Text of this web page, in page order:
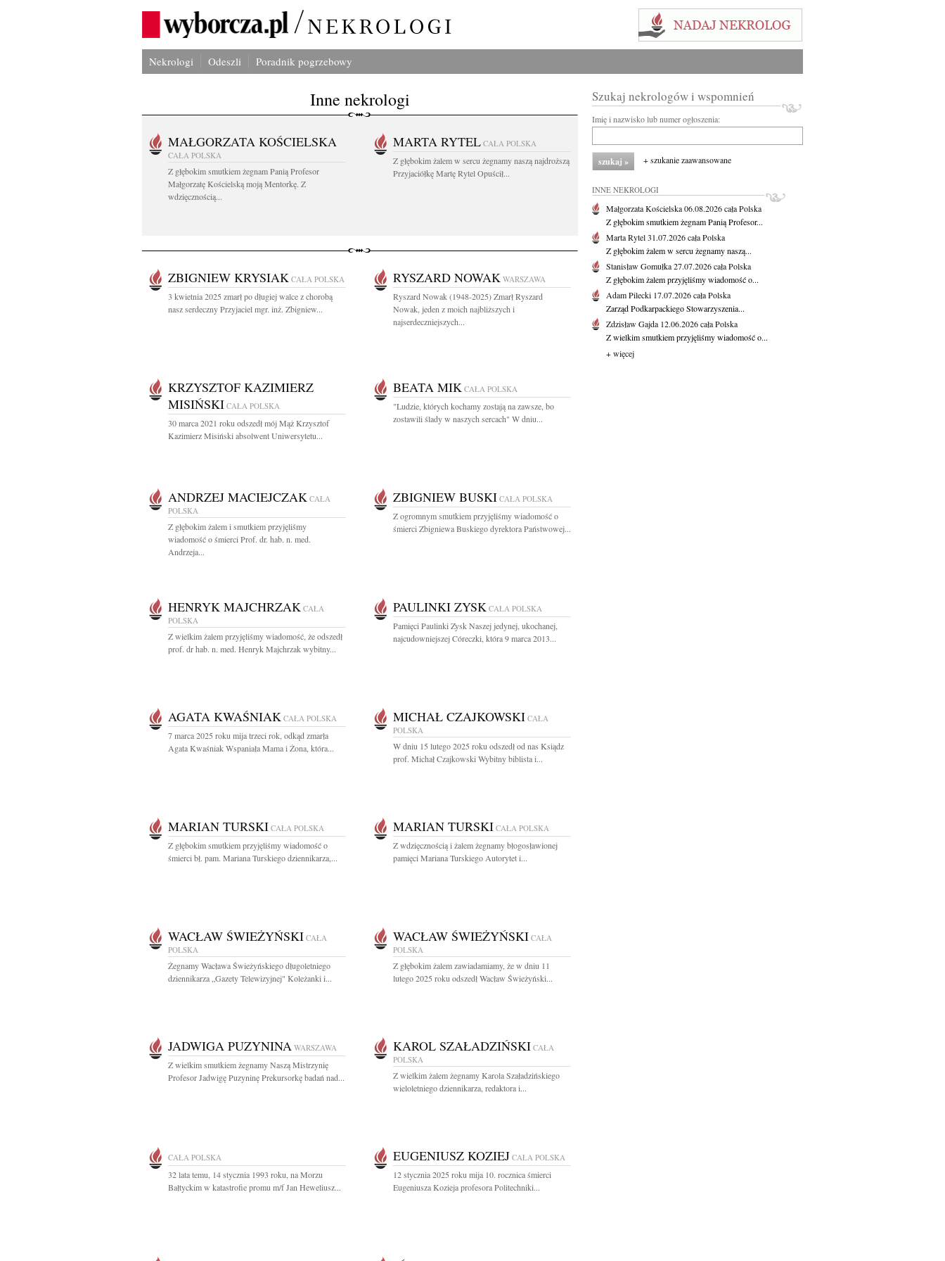
Nekrologi Odeszli Poradnik pogrzebowy
Inne nekrologi
MAŁGORZATA KOŚCIELSKA
CAŁA POLSKA
Z głębokim smutkiem żegnam Panią Profesor
Małgorzatę Kościelską moją Mentorkę. Z
wdzięcznością...
MARTA RYTEL CAŁA POLSKA
Z głębokim żalem w sercu żegnamy naszą najdroższą
Przyjaciółkę Martę Rytel Opuścił...
ZBIGNIEW KRYSIAK CAŁA POLSKA
3 kwietnia 2025 zmarł po długiej walce z chorobą
nasz serdeczny Przyjaciel mgr. inż. Zbigniew...
RYSZARD NOWAK WARSZAWA
Ryszard Nowak (1948-2025) Zmarł Ryszard
Nowak, jeden z moich najbliższych i
najserdeczniejszych...
KRZYSZTOF KAZIMIERZ
MISIŃSKI CAŁA POLSKA
30 marca 2021 roku odszedł mój Mąż Krzysztof
Kazimierz Misiński absolwent Uniwersytetu...
BEATA MIK CAŁA POLSKA
"Ludzie, których kochamy zostają na zawsze, bo
zostawili ślady w naszych sercach" W dniu...
ANDRZEJ MACIEJCZAK CAŁA
POLSKA
Z głębokim żalem i smutkiem przyjęliśmy
wiadomość o śmierci Prof. dr. hab. n. med.
Andrzeja...
ZBIGNIEW BUSKI CAŁA POLSKA
Z ogromnym smutkiem przyjęliśmy wiadomość o
śmierci Zbigniewa Buskiego dyrektora Państwowej...
HENRYK MAJCHRZAK CAŁA
POLSKA
Z wielkim żalem przyjęliśmy wiadomość, że odszedł
prof. dr hab. n. med. Henryk Majchrzak wybitny...
PAULINKI ZYSK CAŁA POLSKA
Pamięci Paulinki Zysk Naszej jedynej, ukochanej,
najcudowniejszej Córeczki, która 9 marca 2013...
AGATA KWAŚNIAK CAŁA POLSKA
7 marca 2025 roku mija trzeci rok, odkąd zmarła
Agata Kwaśniak Wspaniała Mama i Żona, która...
MICHAŁ CZAJKOWSKI CAŁA
POLSKA
W dniu 15 lutego 2025 roku odszedł od nas Ksiądz
prof. Michał Czajkowski Wybitny biblista i...
MARIAN TURSKI CAŁA POLSKA
Z głębokim smutkiem przyjęliśmy wiadomość o
śmierci bł. pam. Mariana Turskiego dziennikarza,...
MARIAN TURSKI CAŁA POLSKA
Z wdzięcznością i żalem żegnamy błogosławionej
pamięci Mariana Turskiego Autorytet i...
WACŁAW ŚWIEŻYŃSKI CAŁA
POLSKA
Żegnamy Wacława Świeżyńskiego długoletniego
dziennikarza „Gazety Telewizyjnej" Koleżanki i...
WACŁAW ŚWIEŻYŃSKI CAŁA
POLSKA
Z głębokim żalem zawiadamiamy, że w dniu 11
lutego 2025 roku odszedł Wacław Świeżyński...
JADWIGA PUZYNINA WARSZAWA
Z wielkim smutkiem żegnamy Naszą Mistrzynię
Profesor Jadwigę Puzyninę Prekursorkę badań nad...
KAROL SZAŁADZIŃSKI CAŁA
POLSKA
Z wielkim żalem żegnamy Karola Szaładzińskiego
wieloletniego dziennikarza, redaktora i...
CAŁA POLSKA
32 lata temu, 14 stycznia 1993 roku, na Morzu
Bałtyckim w katastrofie promu m/f Jan Heweliusz...
EUGENIUSZ KOZIEJ CAŁA POLSKA
12 stycznia 2025 roku mija 10. rocznica śmierci
Eugeniusza Kozieja profesora Politechniki...
Szukaj nekrologów i wspomnień
Imię i nazwisko lub numer ogłoszenia:
+ szukanie zaawansowane
INNE NEKROLOGI
Małgorzata Kościelska06.08.2026cała Polska
Z głębokim smutkiem żegnam Panią Profesor...
Marta Rytel31.07.2026cała Polska
Z głębokim żalem w sercu żegnamy naszą...
Stanisław Gomułka27.07.2026cała Polska
Z głębokim żalem przyjęliśmy wiadomość o...
Adam Pilecki 17.07.2026cała Polska
Zarząd Podkarpackiego Stowarzyszenia...
Zdzisław Gajda 12.06.2026cała Polska
Z wielkim smutkiem przyjęliśmy wiadomość o...
+ więcej